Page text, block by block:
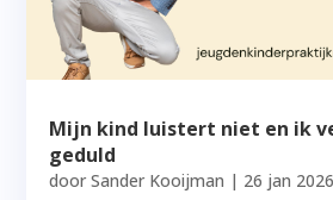
Mijn kind luistert niet en ik
geduld
doorSander Kooijman | 26 jan 2026